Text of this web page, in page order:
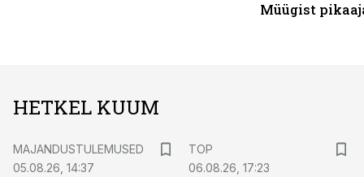
Müügist
HETKEL KUUM
MAJANDUSTULEMUSED
05.08.26, 14:37
TOP
06.08.26, 17:23